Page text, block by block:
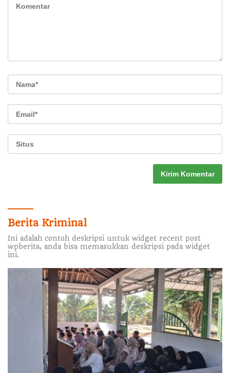
Berita Kriminal
Ini adalah contoh deskripsi untuk widget recent post
wpberita, anda bisa memasukkan deskripsi pada widget
ini.